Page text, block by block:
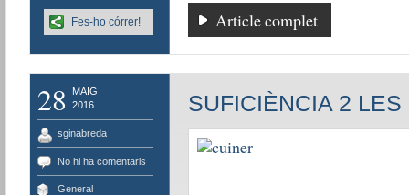
Article complet
Fes-ho córrer!
28
MAIG
2016
sginabreda
No hi ha comentaris
General
SUFICIÈNCIA 2